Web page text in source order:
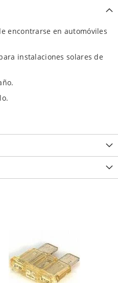
encontrarse en automóviles
instalaciones solares de